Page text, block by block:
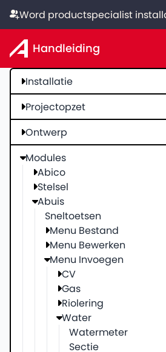
Word productspecialist
Handleiding
Installatie
Projectopzet
Ontwerp
Modules
Abico
Stelsel
Abuis
Sneltoetsen
Menu Bestand
Menu Bewerken
Menu Invoegen
CV
Gas
Riolering
Water
Watermeter
Sectie